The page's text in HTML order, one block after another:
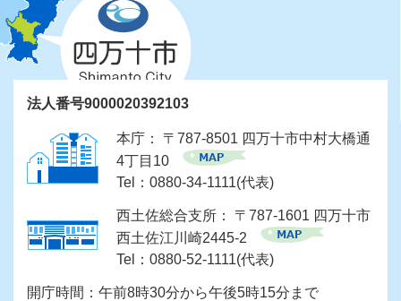
法人番号9000020392103
本庁： 〒787-8501 四万十市中村大橋通
4丁目10
Tel：0880-34-1111(代表)
西土佐総合支所： 〒787-1601 四万十市
西土佐江川崎2445-2
Tel：0880-52-1111(代表)
開庁時間：午前8時30分から午後5時15分まで